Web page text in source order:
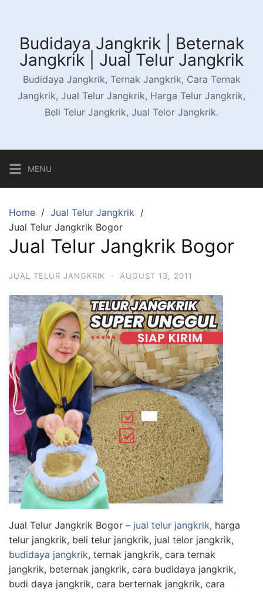
contentBudidaya Jangkrik | Beternak
Jangkrik | Jual Telur Jangkrik
Budidaya Jangkrik, Ternak Jangkrik, Cara Ternak
Jangkrik, Jual Telur Jangkrik, Harga Telur Jangkrik,
Beli Telur Jangkrik, Jual Telor Jangkrik.
MENU
Home
Jual Telur Jangkrik
Jual Telur Jangkrik Bogor
Jual Telur Jangkrik Bogor
JUAL TELUR JANGKRIK · AUGUST 13, 2011
Jual Telur Jangkrik Bogor – jual telur jangkrik, harga
telur jangkrik, beli telur jangkrik, jual telor jangkrik,
budidaya jangkrik, ternak jangkrik, cara ternak
jangkrik, beternak jangkrik, cara budidaya jangkrik,
budi daya jangkrik, cara berternak jangkrik, cara